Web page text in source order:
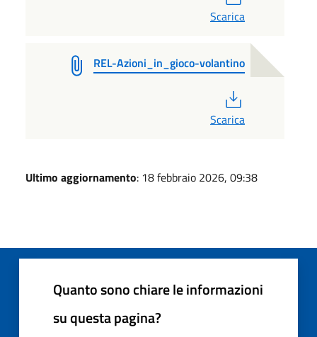
Scarica
REL-Azioni_in_gioco-volantino
Scarica
Ultimo aggiornamento: 18 febbraio 2026, 09:38
Quanto sono chiare le informazioni
su questa pagina?